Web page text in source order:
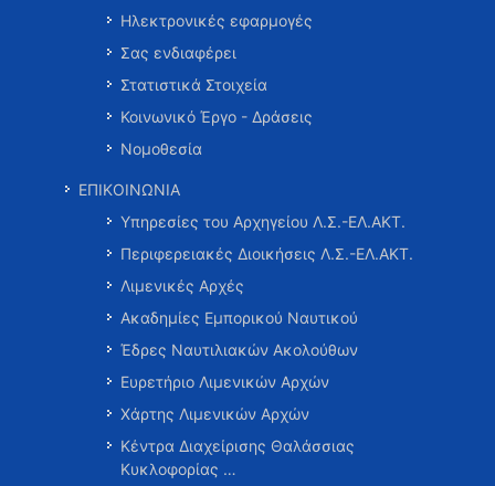
Ηλεκτρονικές εφαρμογές
Σας ενδιαφέρει
Στατιστικά Στοιχεία
Κοινωνικό Έργο - Δράσεις
Νομοθεσία
ΕΠΙΚΟΙΝΩΝΙΑ
Υπηρεσίες του Αρχηγείου Λ.Σ.-ΕΛ.ΑΚΤ.
Περιφερειακές Διοικήσεις Λ.Σ.-ΕΛ.ΑΚΤ.
Λιμενικές Αρχές
Ακαδημίες Εμπορικού Ναυτικού
Έδρες Ναυτιλιακών Ακολούθων
Ευρετήριο Λιμενικών Αρχών
Χάρτης Λιμενικών Αρχών
Κέντρα Διαχείρισης Θαλάσσιας
Κυκλοφορίας …